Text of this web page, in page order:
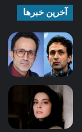
آخرین خبرها